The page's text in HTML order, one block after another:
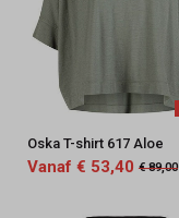
Oska T-shirt 617 Aloe
Vanaf € 53,40 € 89,00